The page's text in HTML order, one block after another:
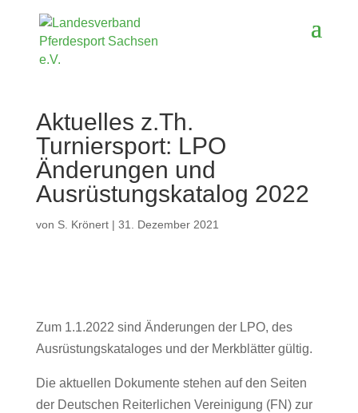
Aktuelles z.Th.
Turniersport: LPO
Änderungen und
Ausrüstungskatalog 2022
von S. Krönert| 31. Dezember 2021
Zum 1.1.2022 sind Änderungen der LPO, des
Ausrüstungskataloges und der Merkblätter gültig.
Die aktuellen Dokumente stehen auf den Seiten
der Deutschen Reiterlichen Vereinigung (FN) zur